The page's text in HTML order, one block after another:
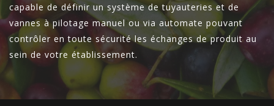
capable de définir un système de tuyauteries et de
vannes à pilotage manuel ou via automate pouvant
contrôler en toute sécurité les échanges de produit au
sein de votre établissement.